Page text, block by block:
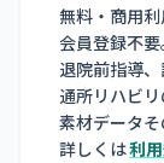
無料・商用
会員登録不要
退院前指導
通所リハビリ
素材データそ
詳しくは利